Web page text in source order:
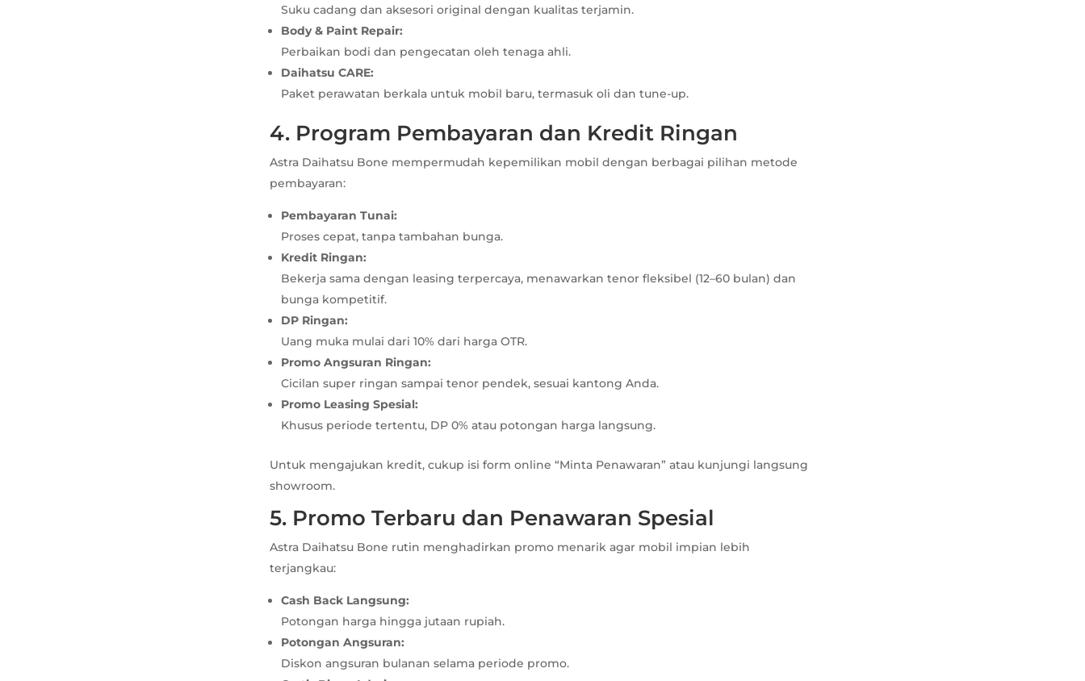
Suku cadang dan aksesori original dengan kualitas terjamin.
Body & Paint Repair:
Perbaikan bodi dan pengecatan oleh tenaga ahli.
Daihatsu CARE:
Paket perawatan berkala untuk mobil baru, termasuk oli dan tune-up.
4. Program Pembayaran dan Kredit Ringan
Astra Daihatsu Bone mempermudah kepemilikan mobil dengan berbagai pilihan metode
pembayaran:
Pembayaran Tunai:
Proses cepat, tanpa tambahan bunga.
Kredit Ringan:
Bekerja sama dengan leasing terpercaya, menawarkan tenor fleksibel (12–60 bulan) dan
bunga kompetitif.
DP Ringan:
Uang muka mulai dari 10% dari harga OTR.
Promo Angsuran Ringan:
Cicilan super ringan sampai tenor pendek, sesuai kantong Anda.
Promo Leasing Spesial:
Khusus periode tertentu, DP 0% atau potongan harga langsung.
Untuk mengajukan kredit, cukup isi form online “Minta Penawaran” atau kunjungi langsung
showroom.
5. Promo Terbaru dan Penawaran Spesial
Astra Daihatsu Bone rutin menghadirkan promo menarik agar mobil impian lebih
terjangkau:
Cash Back Langsung:
Potongan harga hingga jutaan rupiah.
Potongan Angsuran:
Diskon angsuran bulanan selama periode promo.